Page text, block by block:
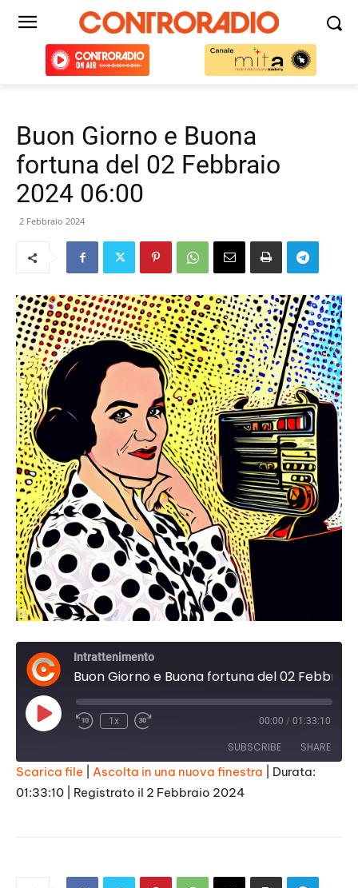
Buon Giorno e Buona
fortuna del 02 Febbraio
2024 06:00
2 Febbraio 2024
Intrattenimento
Play
Episode
1x 00:00 / 01:33:10
SUBSCRIBE SHARE
SHARE
Scarica file Ascolta in una nuova finestra
Durata:
01:33:10
Registrato il 2 Febbraio 2024